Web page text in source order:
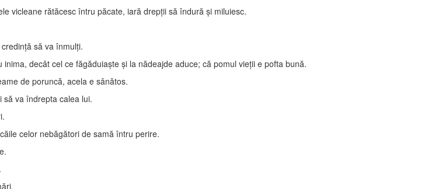
vicleane rătăcesc întru păcate, iară drepţii să îndură şi miluiesc.
să va înmulţi.
decât cel ce făgăduiaşte şi la nădeajde aduce; că pomul vieţii e pofta bună.
de poruncă, acela e sânătos.
să va îndrepta calea lui.
celor nebăgători de samă întru perire.